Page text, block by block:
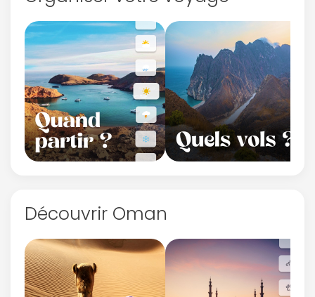
Découvrir Oman
confidentialité.